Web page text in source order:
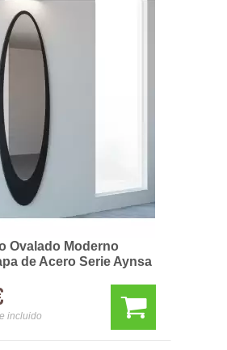
Ovalado Moderno
de Acero Serie Aynsa
incluido